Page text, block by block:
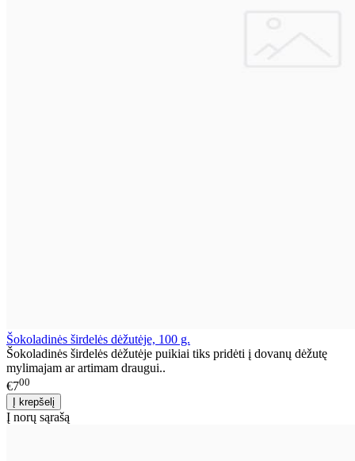
Šokoladinės širdelės dėžutėje, 100 g.
Šokoladinės širdelės dėžutėje puikiai tiks pridėti į dovanų dėžutę
mylimajam ar artimam draugui..
€700
Į norų sąrašą